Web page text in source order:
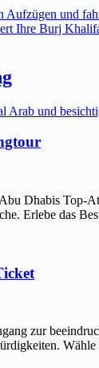
Aufzügen und
Ihre Burj
Arab und
Dhabis Top-
Erlebe das
zur